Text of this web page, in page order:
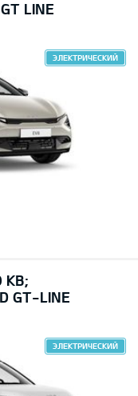
LINE
ЭЛЕКТРИЧЕСКИЙ
КВ;
GT-LINE
ЭЛЕКТРИЧЕСКИЙ